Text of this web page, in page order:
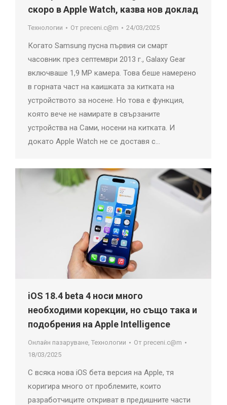
скоро в Apple Watch, казва нов доклад
Технологии От preceni.c@m 24/03/2025
Когато Samsung пусна първия си смарт
часовник през септември 2013 г., Galaxy Gear
включваше 1,9 MP камера. Това беше намерено
в горната част на каишката за китката на
устройството за носене. Но това е функция,
която вече не намирате в свързаните
устройства на Сами, носени на китката. И
докато Apple Watch не се доставя с…
iOS 18.4 beta 4 носи много
необходими корекции, но също така и
подобрения на Apple Intelligence
Онлайн пазаруване Технологии От preceni.c@m
18/03/2025
С всяка нова iOS бета версия на Apple, тя
коригира много от проблемите, които
разработчиците откриват в предишните части